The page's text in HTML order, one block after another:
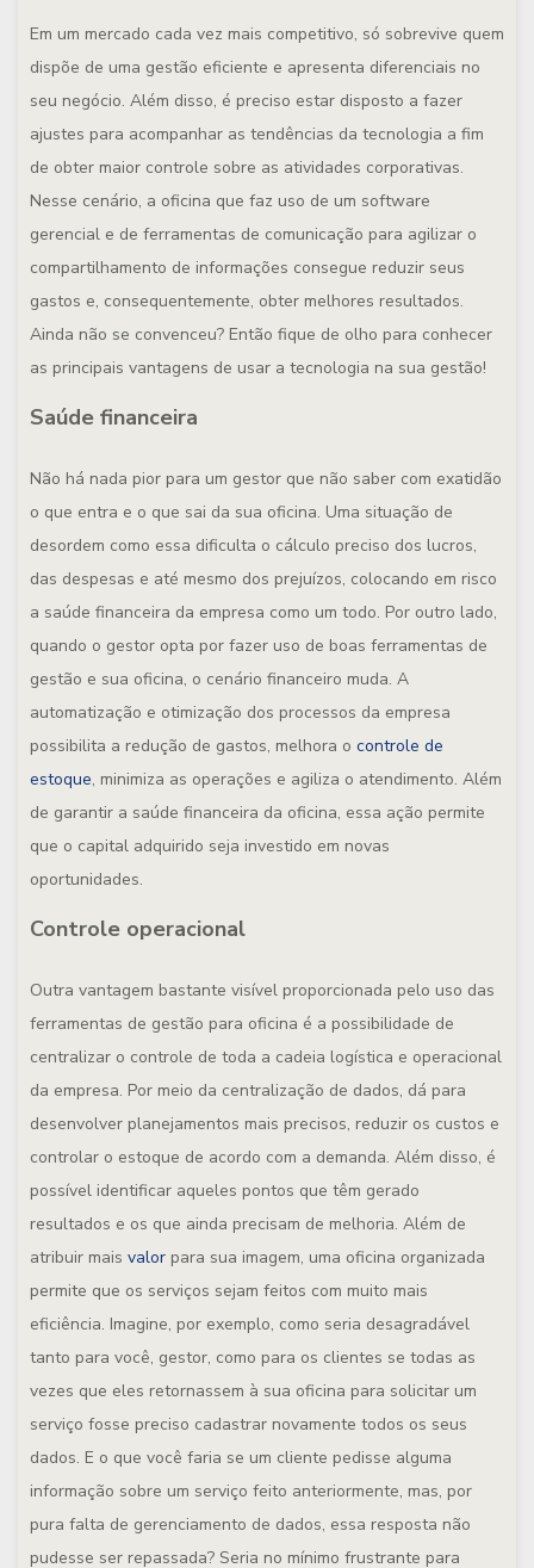
Em um mercado cada vez mais competitivo, só sobrevive quem
dispõe de uma gestão eficiente e apresenta diferenciais no
seu negócio. Além disso, é preciso estar disposto a fazer
ajustes para acompanhar as tendências da tecnologia a fim
de obter maior controle sobre as atividades corporativas.
Nesse cenário, a oficina que faz uso de um software
gerencial e de ferramentas de comunicação para agilizar o
compartilhamento de informações consegue reduzir seus
gastos e, consequentemente, obter melhores resultados.
Ainda não se convenceu? Então fique de olho para conhecer
as principais vantagens de usar a tecnologia na sua gestão!
Saúde financeira
Não há nada pior para um gestor que não saber com exatidão
o que entra e o que sai da sua oficina. Uma situação de
desordem como essa dificulta o cálculo preciso dos lucros,
das despesas e até mesmo dos prejuízos, colocando em risco
a saúde financeira da empresa como um todo. Por outro lado,
quando o gestor opta por fazer uso de boas ferramentas de
gestão e sua oficina, o cenário financeiro muda. A
automatização e otimização dos processos da empresa
possibilita a redução de gastos, melhora o controle de
estoque, minimiza as operações e agiliza o atendimento. Além
de garantir a saúde financeira da oficina, essa ação permite
que o capital adquirido seja investido em novas
oportunidades.
Controle operacional
Outra vantagem bastante visível proporcionada pelo uso das
ferramentas de gestão para oficina é a possibilidade de
centralizar o controle de toda a cadeia logística e operacional
da empresa. Por meio da centralização de dados, dá para
desenvolver planejamentos mais precisos, reduzir os custos e
controlar o estoque de acordo com a demanda. Além disso, é
possível identificar aqueles pontos que têm gerado
resultados e os que ainda precisam de melhoria. Além de
atribuir mais valor para sua imagem, uma oficina organizada
permite que os serviços sejam feitos com muito mais
eficiência. Imagine, por exemplo, como seria desagradável
tanto para você, gestor, como para os clientes se todas as
vezes que eles retornassem à sua oficina para solicitar um
serviço fosse preciso cadastrar novamente todos os seus
dados. E o que você faria se um cliente pedisse alguma
informação sobre um serviço feito anteriormente, mas, por
pura falta de gerenciamento de dados, essa resposta não
pudesse ser repassada? Seria no mínimo frustrante para